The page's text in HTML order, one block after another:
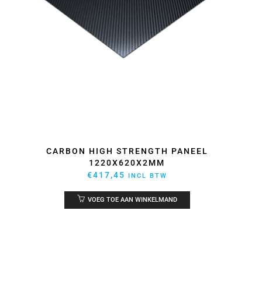
CARBON HIGH STRENGTH PANEEL
1220X620X2MM
€417,45 INCL BTW
VOEG TOE AAN WINKELMAND